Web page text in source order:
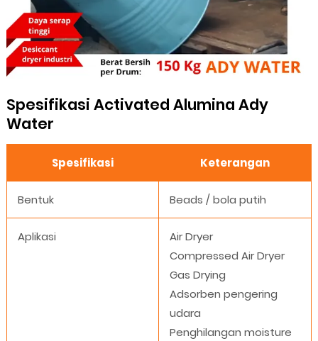
Spesifikasi Activated Alumina Ady
Water
Spesifikasi Keterangan
Bentuk Beads / bola putih
Aplikasi
Air Dryer
Compressed Air Dryer
Gas Drying
Adsorben pengering
udara
Penghilangan moisture